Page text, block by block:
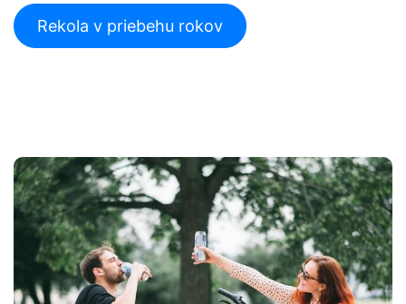
Rekola v priebehu rokov